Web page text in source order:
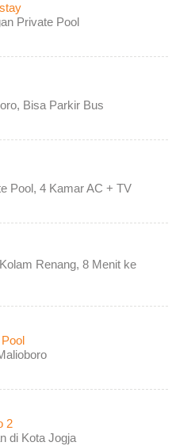
Private Pool
Bisa Parkir Bus
Pool, 4 Kamar AC + TV
Renang, 8 Menit ke
2
di Kota Jogja